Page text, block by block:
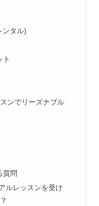
ンタル)
ト
ンでリーズナブル
質問
ルレッスンを受け